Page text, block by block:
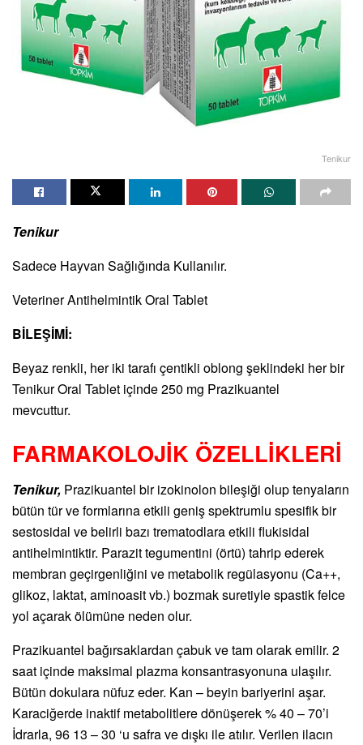
Tenikur
Tenikur
Sadece Hayvan Sağlığında Kullanılır.
Veteriner Antihelmintik Oral Tablet
BİLEŞİMİ:
Beyaz renkli, her iki tarafı çentikli oblong şeklindeki her bir
Tenikur Oral Tablet içinde 250 mg Prazikuantel
mevcuttur.
FARMAKOLOJİK ÖZELLİKLERİ
Tenikur, Prazikuantel bir izokinolon bileşiği olup tenyaların
bütün tür ve formlarına etkili geniş spektrumlu spesifik bir
sestosidal ve belirli bazı trematodlara etkili flukisidal
antihelmintiktir. Parazit tegumentini (örtü) tahrip ederek
membran geçirgenliğini ve metabolik regülasyonu (Ca++,
glikoz, laktat, aminoasit vb.) bozmak suretiyle spastik felce
yol açarak ölümüne neden olur.
Prazikuantel bağırsaklardan çabuk ve tam olarak emilir. 2
saat içinde maksimal plazma konsantrasyonuna ulaşılır.
Bütün dokulara nüfuz eder. Kan – beyin bariyerini aşar.
Karaciğerde inaktif metabolitlere dönüşerek % 40 – 70’i
İdrarla, 96 13 – 30 ‘u safra ve dışkı ile atılır. Verilen ilacın